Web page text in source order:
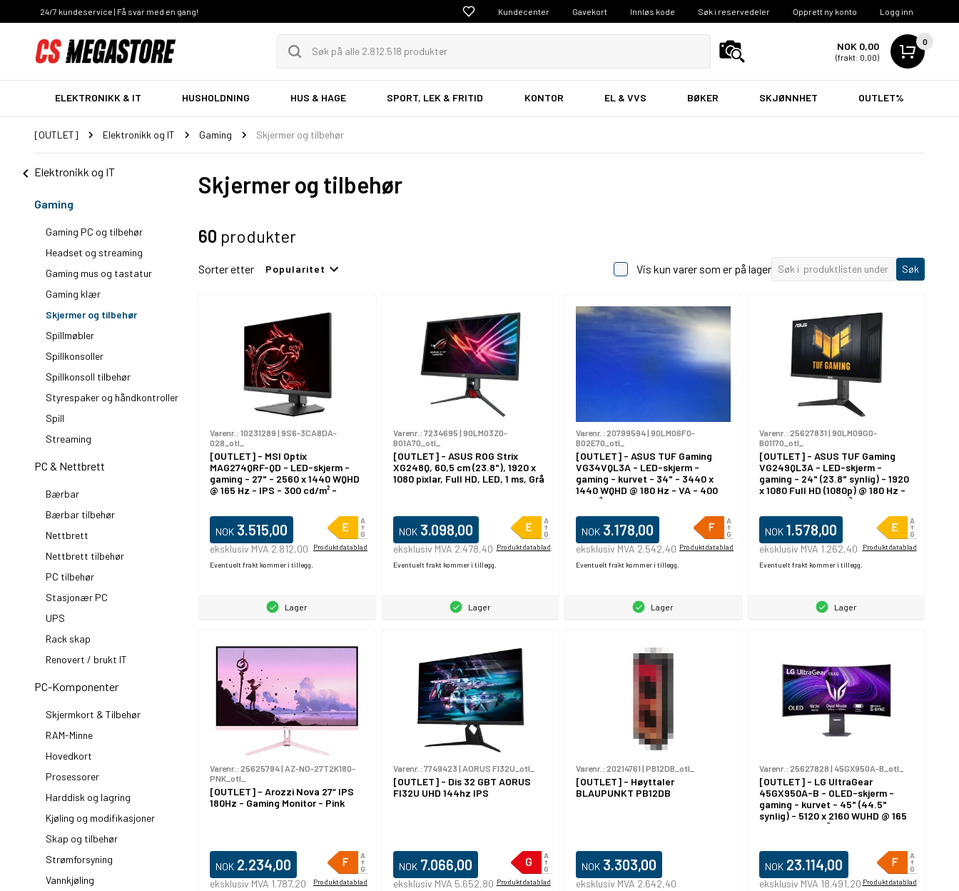
24/7 kundeservice | Få svar med en gang! Kundecenter Gavekort Innløs kode Søk i reservedeler Opprett ny konto Logg inn
NOK 0,00
(frakt: 0,00)
0
ELEKTRONIKK & IT HUSHOLDNING HUS & HAGE SPORT, LEK & FRITID KONTOR EL & VVS BØKER SKJØNNHET OUTLET%
[OUTLET] Elektronikk og IT Gaming Skjermer og tilbehør
Elektronikk og IT
Gaming
Gaming PC og tilbehør
Headset og streaming
Gaming mus og tastatur
Gaming klær
Skjermer og tilbehør
Spillmøbler
Spillkonsoller
Spillkonsoll tilbehør
Styrespaker og håndkontroller
Spill
Streaming
PC & Nettbrett
Bærbar
Bærbar tilbehør
Nettbrett
Nettbrett tilbehør
PC tilbehør
Stasjonær PC
UPS
Rack skap
Renovert / brukt IT
PC-Komponenter
Skjermkort & Tilbehør
RAM-Minne
Hovedkort
Prosessorer
Harddisk og lagring
Kjøling og modifikasjoner
Skap og tilbehør
Strømforsyning
Vannkjøling
Skjermer og tilbehør
60 produkter
Sorter etter Popularitet Vis kun varer som er på lager Søk
Varenr.: 10231289 | 9S6-3CA8DA-
028_otl_
[OUTLET] - MSI Optix
MAG274QRF-QD - LED-skjerm -
gaming - 27" - 2560 x 1440 WQHD
@ 165 Hz - IPS - 300 cd/m² -
NOK 3.515,00
eksklusiv MVA 2.812,00
Eventuelt frakt kommer i tillegg.
Produktdatablad
Lager
Varenr.: 7234695 | 90LM03Z0-
B01A70_otl_
[OUTLET] - ASUS ROG Strix
XG248Q, 60,5 cm (23.8"), 1920 x
1080 pixlar, Full HD, LED, 1 ms, Grå
NOK 3.098,00
eksklusiv MVA 2.478,40
Eventuelt frakt kommer i tillegg.
Produktdatablad
Lager
Varenr.: 20799594| 90LM06F0-
B02E70_otl_
[OUTLET] - ASUS TUF Gaming
VG34VQL3A - LED-skjerm -
gaming - kurvet - 34" - 3440 x
1440 WQHD @ 180 Hz - VA - 400
cd/m² - 4000:1 - DisplayHDR 400 -
høyttalere - svart
NOK 3.178,00
eksklusiv MVA 2.542,40
Eventuelt frakt kommer i tillegg.
Produktdatablad
Lager
Varenr.: 25627831 | 90LM09G0-
B01170_otl_
[OUTLET] - ASUS TUF Gaming
VG249QL3A - LED-skjerm -
gaming - 24" (23.8" synlig) - 1920
x 1080 Full HD (1080p) @ 180 Hz -
Fast IPS - 350 cd/m² - 1000:1 - 1
høyttalere - svart
NOK 1.578,00
eksklusiv MVA 1.262,40
Eventuelt frakt kommer i tillegg.
Produktdatablad
Lager
Varenr.: 25625794| AZ-NO-27T2K180-
PNK_otl_
[OUTLET] - Arozzi Nova 27“ IPS
180Hz - Gaming Monitor - Pink
NOK 2.234,00
eksklusiv MVA 1.787,20 Produktdatablad
Varenr.: 7749423 | AORUS FI32U_otl_
[OUTLET] - Dis 32 GBT AORUS
FI32U UHD 144hz IPS
NOK 7.066,00
eksklusiv MVA 5.652,80 Produktdatablad
Varenr.: 20214761 | PB12DB_otl_
[OUTLET] - Høyttaler
BLAUPUNKT PB12DB
NOK 3.303,00
eksklusiv MVA 2.642,40
Varenr.: 25627828 | 45GX950A-B_otl_
[OUTLET] - LG UltraGear
45GX950A-B - OLED-skjerm -
gaming - kurvet - 45" (44.5"
synlig) - 5120 x 2160 WUHD @ 165
Hz - 1300 cd/m² - 1500000:1 -
ms - 2xHDMI, DisplayPort, USB-C
- høyttalere - svart
NOK 23.114,00
eksklusiv MVA 18.491,20 Produktdatablad